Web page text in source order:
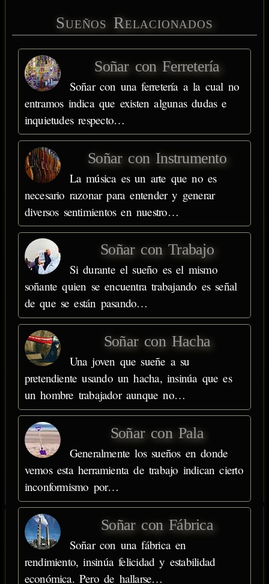
Sueños Relacionados
Soñar con Ferretería
Soñar con una ferretería a la cual no
entramos indica que existen algunas dudas e
inquietudes respecto…
Soñar con Instrumento
La música es un arte que no es
necesario razonar para entender y generar
diversos sentimientos en nuestro…
Soñar con Trabajo
Si durante el sueño es el mismo
soñante quien se encuentra trabajando es señal
de que se están pasando…
Soñar con Hacha
Una joven que sueñe a su
pretendiente usando un hacha, insinúa que es
un hombre trabajador aunque no…
Soñar con Pala
Generalmente los sueños en donde
vemos esta herramienta de trabajo indican cierto
inconformismo por…
Soñar con Fábrica
Soñar con una fábrica en
rendimiento, insinúa felicidad y estabilidad
económica. Pero de hallarse…